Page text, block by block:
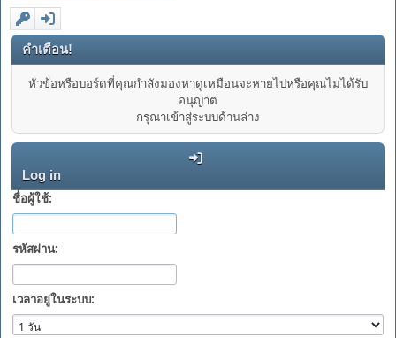
คำเตือน!
หัวข้อหรือบอร์ดที่คุณกำลังมองหาดูเหมือนจะหายไปหรือคุณไม่ได้รับ
อนุญาต
กรุณาเข้าสู่ระบบด้านล่าง
Log in
ชื่อผู้ใช้:
รหัสผ่าน:
เวลาอยู่ในระบบ: